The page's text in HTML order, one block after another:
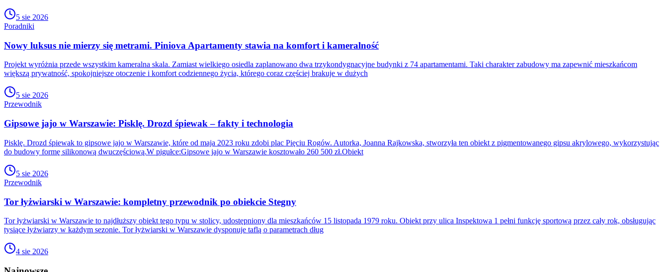
5 sie 2026
Poradniki
Nowy luksus nie mierzy się metrami. Piniova Apartamenty stawia na komfort i kameralność
Projekt wyróżnia przede wszystkim kameralna skala. Zamiast wielkiego osiedla zaplanowano dwa trzykondygnacyjne budynki z 74 apartamentami. Taki charakter zabudowy ma zapewnić mieszkańcom
większą prywatność, spokojniejsze otoczenie i komfort codziennego życia, którego coraz częściej brakuje w dużych
5 sie 2026
Przewodnik
Gipsowe jajo w Warszawie: Pisklę. Drozd śpiewak – fakty i technologia
Pisklę. Drozd śpiewak to gipsowe jajo w Warszawie, które od maja 2023 roku zdobi plac Pięciu Rogów. Autorka, Joanna Rajkowska, stworzyła ten obiekt z pigmentowanego gipsu akrylowego, wykorzystując
do budowy formę silikonową dwuczęściową.W pigułce:Gipsowe jajo w Warszawie kosztowało 260 500 zł.Obiekt
5 sie 2026
Przewodnik
Tor łyżwiarski w Warszawie: kompletny przewodnik po obiekcie Stegny
Tor łyżwiarski w Warszawie to najdłuższy obiekt tego typu w stolicy, udostępniony dla mieszkańców 15 listopada 1979 roku. Obiekt przy ulica Inspektowa 1 pełni funkcję sportową przez cały rok, obsługując
tysiące łyżwiarzy w każdym sezonie. Tor łyżwiarski w Warszawie dysponuje taflą o parametrach dług
4 sie 2026